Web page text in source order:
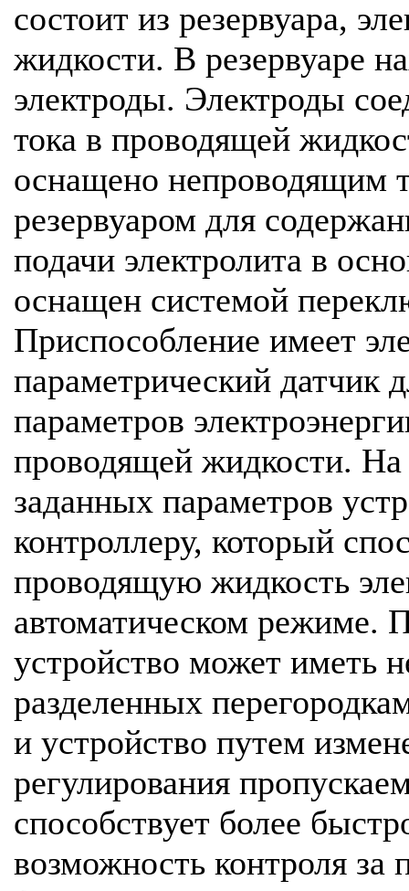
состоит из резервуара,
жидкости. В резервуаре
электроды. Электроды
тока в проводящей
оснащено непроводящим
резервуаром для
подачи электролита в
оснащен системой
Приспособление имеет
параметрический датчик
параметров
проводящей жидкости. На
заданных параметров
контроллеру, который
проводящую жидкость
автоматическом режиме.
устройство может иметь
разделенных
и устройство путем
регулирования
способствует более
возможность контроля за